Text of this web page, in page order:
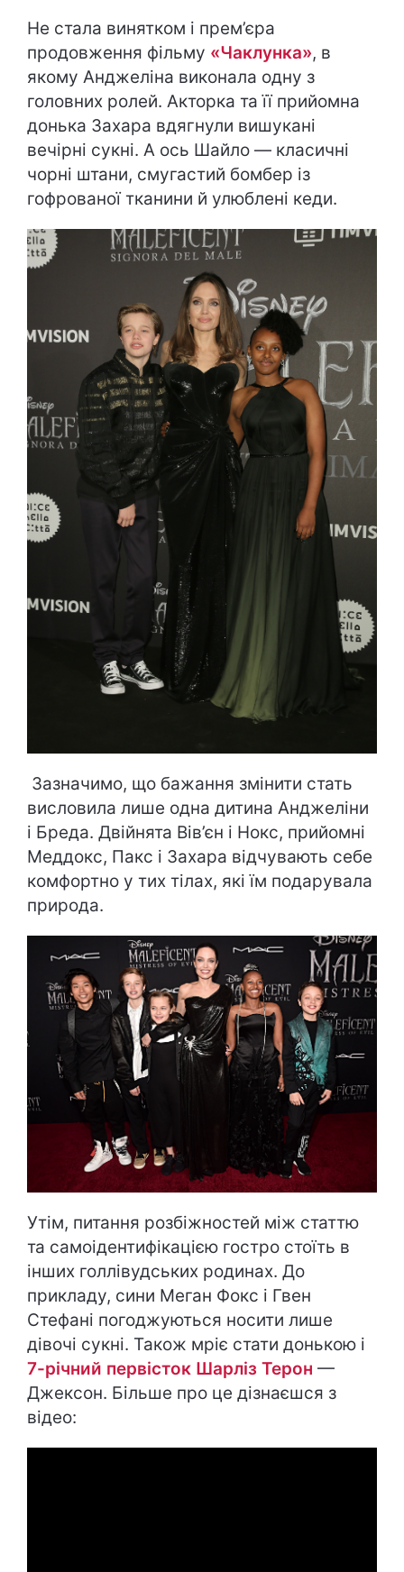
Не стала винятком і прем’єра
продовження фільму «Чаклунка», в
якому Анджеліна виконала одну з
головних ролей. Акторка та її прийомна
донька Захара вдягнули вишукані
вечірні сукні. А ось Шайло — класичні
чорні штани, смугастий бомбер із
гофрованої тканини й улюблені кеди.
Зазначимо, що бажання змінити стать
висловила лише одна дитина Анджеліни
і Бреда. Двійнята Вів’єн і Нокс, прийомні
Меддокс, Пакс і Захара відчувають себе
комфортно у тих тілах, які їм подарувала
природа.
Утім, питання розбіжностей між статтю
та самоідентифікацією гостро стоїть в
інших голлівудських родинах. До
прикладу, сини Меган Фокс і Гвен
Стефані погоджуються носити лише
дівочі сукні. Також мріє стати донькою і
7-річний первісток Шарліз Терон —
Джексон. Більше про це дізнаєшся з
відео: